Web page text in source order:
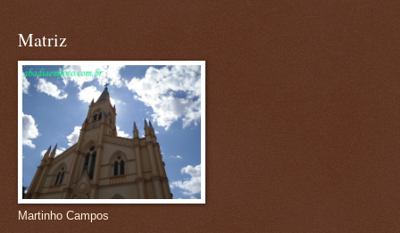
Matriz
Martinho Campos